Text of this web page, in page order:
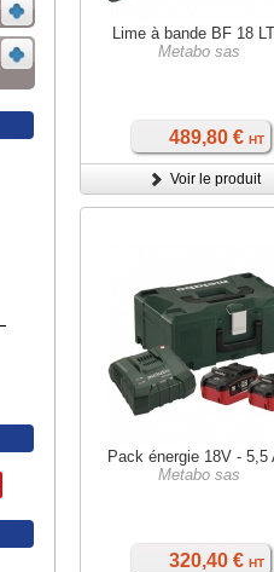
Lime à bande BF 18
Metabo sas
489,80 € HT
Voir le produit
Pack énergie 18V - 5,5
Metabo sas
320,40 € HT